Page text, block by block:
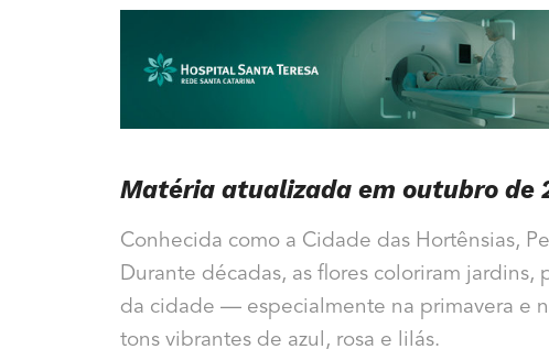
Matéria atualizada em outubro de
Conhecida como a Cidade das Hortênsias,
Durante décadas, as flores coloriram
da cidade — especialmente na primavera e
tons vibrantes de azul, rosa e lilás.